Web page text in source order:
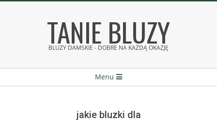
TANIE BLUZY
BLUZY DAMSKIE - DOBRE NA KAŻDĄ OKAZJĘ
Menu
jakie bluzki dla